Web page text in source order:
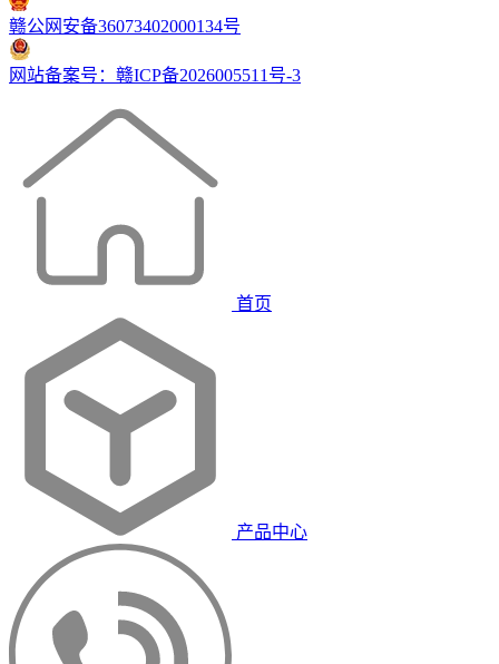
赣公网安备36073402000134号
网站备案号：赣ICP备2026005511号-3
首页
产品中心